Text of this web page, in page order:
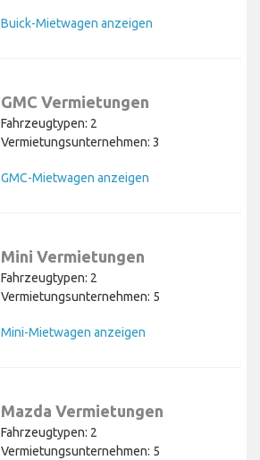
Buick-Mietwagen anzeigen
GMC Vermietungen
Fahrzeugtypen: 2
Vermietungsunternehmen: 3
GMC-Mietwagen anzeigen
Mini Vermietungen
Fahrzeugtypen: 2
Vermietungsunternehmen: 5
Mini-Mietwagen anzeigen
Mazda Vermietungen
Fahrzeugtypen: 2
Vermietungsunternehmen: 5